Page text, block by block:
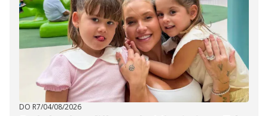
DO R7/04/08/2026